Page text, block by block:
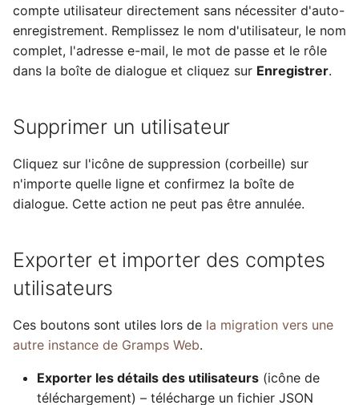
compte utilisateur directement sans nécessiter d'auto-
enregistrement. Remplissez le nom d'utilisateur, le nom
complet, l'adresse e-mail, le mot de passe et le rôle
dans la boîte de dialogue et cliquez sur Enregistrer.
Supprimer un utilisateur
Cliquez sur l'icône de suppression (corbeille) sur
n'importe quelle ligne et confirmez la boîte de
dialogue. Cette action ne peut pas être annulée.
Exporter et importer des comptes
utilisateurs
Ces boutons sont utiles lors de la migration vers une
autre instance de Gramps Web.
Exporter les détails des utilisateurs (icône de
téléchargement) – télécharge un fichier JSON